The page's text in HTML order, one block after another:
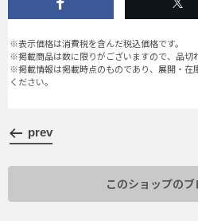
※表示価格は消費税を含んだ税込価格です。
※掲載商品は数に限りがございますので、品切
※掲載情報は掲載時点のものであり、展開・在
ください。
prev
このショップの